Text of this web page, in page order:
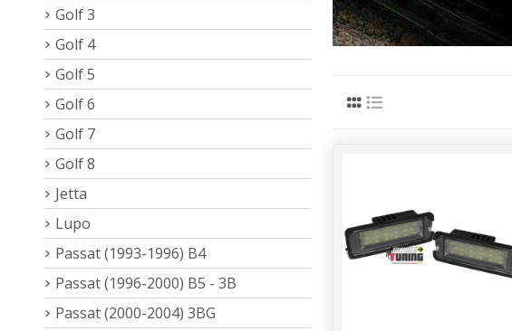
Golf 3
Golf 4
Golf 5
Golf 6
Golf 7
Golf 8
Jetta
Lupo
Passat (1993-1996) B4
Passat (1996-2000) B5 - 3B
Passat (2000-2004) 3BG